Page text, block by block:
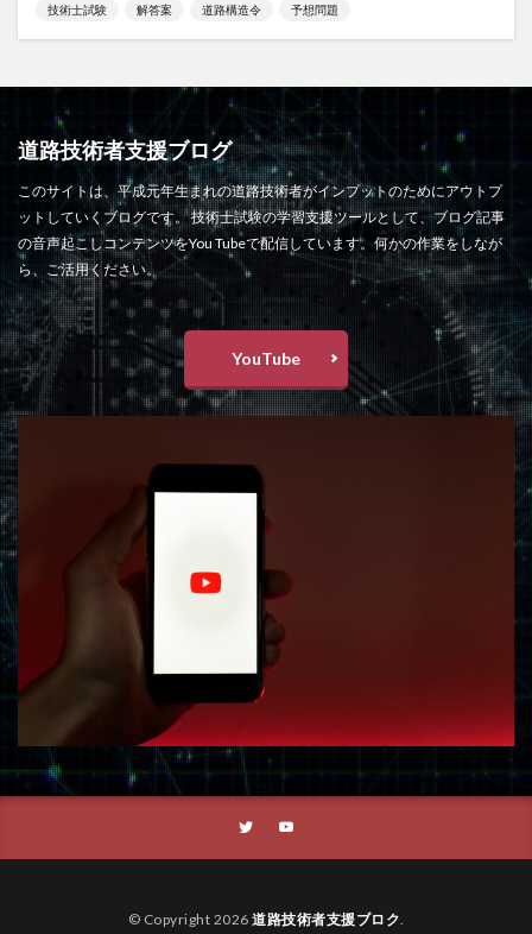
技術士試験 解答案 道路構造令 予想問題
道路技術者支援ブログ
このサイトは、平成元年生まれの道路技術者がインプットのためにアウトプ
ットしていくブログです。 技術士試験の学習支援ツールとして、ブログ記事
の音声起こしコンテンツをYou Tubeで配信しています。何かの作業をしなが
ら、ご活用ください。
YouTube
© Copyright 2026 道路技術者支援ブロク.